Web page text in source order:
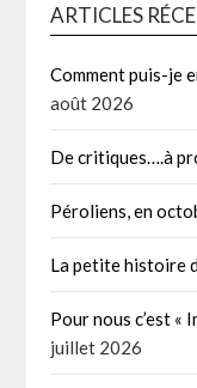
ARTICLES
Comment puis-je
août 2026
De critiques….à
Péroliens, en
La petite histoire
Pour nous c’est
juillet 2026